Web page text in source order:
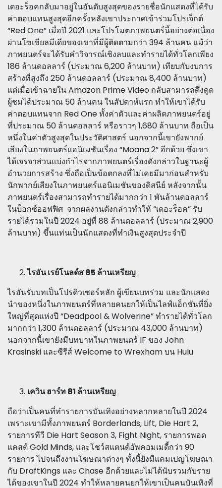
เดอะร็อคกลับมาอยู่ในอันดับสูงสุดของรายชื่อนักแสดงที่ได้รับ
ค่าตอบแทนสูงสุดอีกครั้งหลังเขาประกาศเข้าร่วมโปรเจ็กต์
“Red One” เมื่อปี 2021 และโปรโมตภาพยนตร์นี้อย่างต่อเนื่อง
ผ่านโซเชียลมีเดียของเขาที่มีผู้ติดตามกว่า 394 ล้านคน แม้ว่า
ภาพยนตร์จะได้รับคำวิจารณ์เชิงลบและทำรายได้ทั่วโลกเพียง
186 ล้านดอลลาร์ (ประมาณ 6,200 ล้านบาท) เทียบกับงบการ
สร้างที่สูงถึง 250 ล้านดอลลาร์ (ประมาณ 8,400 ล้านบาท)
แต่เมื่อเข้าฉายใน Amazon Prime Video กลับสามารถดึงดูด
ผู้ชมได้ประมาณ 50 ล้านคน ในสัปดาห์แรก ทำให้เขาได้รับ
ค่าตอบแทนจาก Red One ทั้งค่าตัวและค่าผลิตภาพยนตร์อยู่
ที่ประมาณ 50 ล้านดอลลาร์ หรือราวๆ 1,680 ล้านบาท ถือเป็น
หนึ่งในค่าตัวสูงสุดในประวัติศาสตร์ นอกจากนี้เขายังพากย์
เสียงในภาพยนตร์แอนิเมชันเรื่อง “Moana 2” อีกด้วย ซึ่งเขา
ได้เจรจาส่วนแบ่งกำไรจากภาพยนตร์เรื่องดังกล่าวในฐานะผู้
อำนวยการสร้าง ซึ่งถือเป็นข้อตกลงที่ไม่เคยมีมาก่อนสำหรับ
นักพากย์เสียงในภาพยนตร์แอนิเมชันของดิสนีย์ หลังจากนั้น
ภาพยนตร์เรื่องสามารถทำรายได้มากกว่า 1 พันล้านดอลลาร์
ในบ็อกซ์ออฟฟิศ จากผลงานดังกล่าวทำให้ “เดอะร็อค” รับ
รายได้รวมในปี 2024 อยู่ที่ 88 ล้านดอลลาร์ (ประมาณ 2,900
ล้านบาท) ขึ้นแท่นเป็นนักแสดงที่ทำเงินสูงสุดประจำปี
ไรอัน เรย์โนลด์ส 85 ล้านเหรียญ
ไรอันรับบทเป็นโปรดิวเซอร์หลัก ผู้เขียนบทร่วม และนักแสดง
นำของหนึ่งในภาพยนตร์ที่หลายคนยกให้เป็นไลฟ์แอ็กชันที่ยิ่ง
ใหญ่ที่สุดแห่งปี “Deadpool & Wolverine” ทำรายได้ทั่วโลก
มากกว่า 1,300 ล้านดอลลาร์ (ประมาณ 43,000 ล้านบาท)
นอกจากนี้เขายังมีบทบาทในภาพยนตร์ IF ของ John
Krasinski และซีรีส์ Welcome to Wrexham บน Hulu
เควิน ฮาร์ท 81 ล้านเหรียญ
ถือว่าเป็นคนที่ทำรายการบันเทิงอย่างหลากหลายในปี 2024
เพราะเขามีทั้งภาพยนตร์ Borderlands, Lift, Die Hart 2,
รายการทีวี Die Hart Season 3, Fight Night, รายการพอด
แคสต์ Gold Minds, และโชว์สแตนด์อัพคอมเมดี้กว่า 90
รายการ ไปจนถึงงานโฆษณาต่างๆ ทั้งนี้ยังมีแคมเปญโฆษณา
กับ DraftKings และ Chase อีกด้วยและไม่ได้นับรวมกับราย
ได้ของเขาในปี 2024 ทำให้หลายคนยกให้เขาเป็นคนบันเทิงที่